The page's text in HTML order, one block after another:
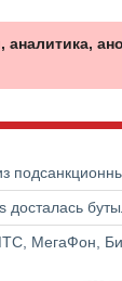
досталась
МегаФон,